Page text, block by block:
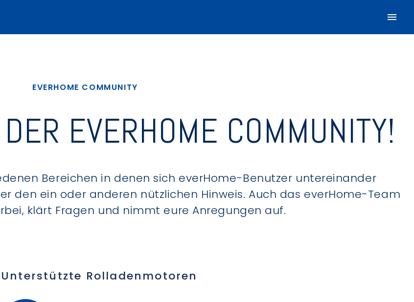
EVERHOME COMMUNITY
EVERHOME COMMUNITY!
Bereichen in denen sich everHome-Benutzer untereinander
den ein oder anderen nützlichen Hinweis. Auch das everHome-Team
klärt Fragen und nimmt eure Anregungen auf.
Unterstützte Rolladenmotoren